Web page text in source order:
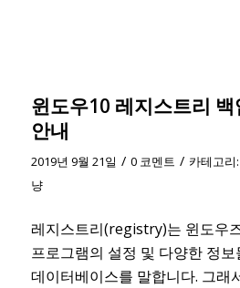
윈도우10 레지스트리
안내
2019년 9월 21일 / 0 코멘트 / 카테고리:
냥
레지스트리(registry)는 윈도우
프로그램의 설정 및 다양한 정
데이터베이스를 말합니다. 그래